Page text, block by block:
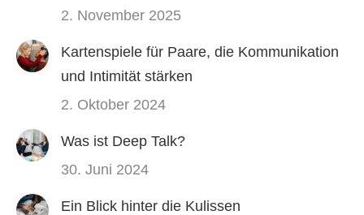
2. November 2025
Kartenspiele für Paare, die Kommunikation
und Intimität stärken
2. Oktober 2024
Was ist Deep Talk?
30. Juni 2024
Ein Blick hinter die Kulissen